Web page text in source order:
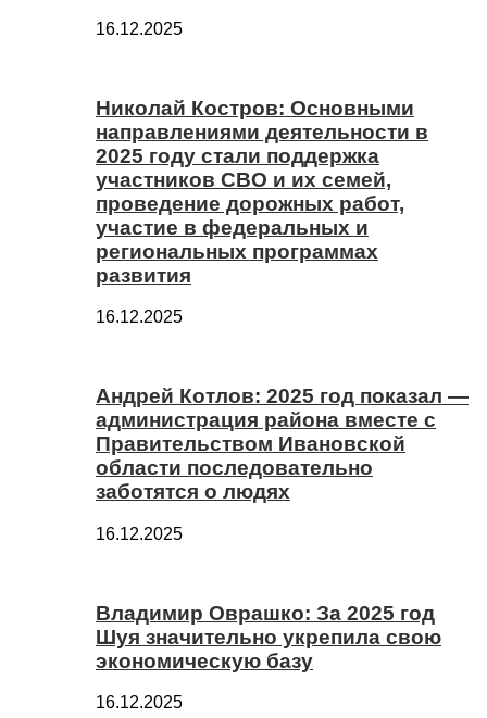
16.12.2025
Николай Костров: Основными
направлениями деятельности в
2025 году стали поддержка
участников СВО и их семей,
проведение дорожных работ,
участие в федеральных и
региональных программах
развития
16.12.2025
Андрей Котлов: 2025 год показал —
администрация района вместе с
Правительством Ивановской
области последовательно
заботятся о людях
16.12.2025
Владимир Оврашко: За 2025 год
Шуя значительно укрепила свою
экономическую базу
16.12.2025